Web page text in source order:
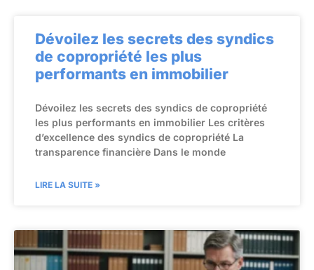
Dévoilez les secrets des syndics
de copropriété les plus
performants en immobilier
Dévoilez les secrets des syndics de copropriété
les plus performants en immobilier Les critères
d’excellence des syndics de copropriété La
transparence financière Dans le monde
LIRE LA SUITE »